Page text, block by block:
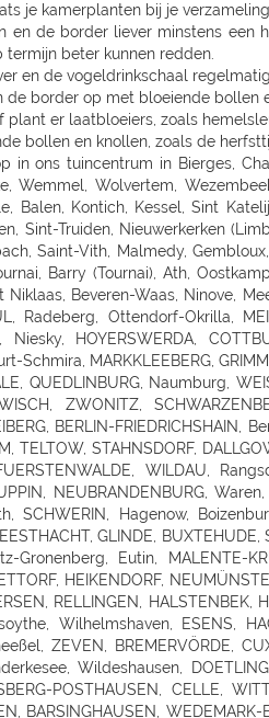
je kamerplanten bij je
en de border liever minstens
beter kunnen redden.
en de vogeldrinkschaal
de border op met bloeiende bollen
plant er laatbloeiers, zoals
bollen en knollen, zoals de
EBERSBACH, ZITTAU, GÖRLITZ, Niesky, HOYERSWERDA, COTTBUS, SPREMBERG, FORST, LUBBENAU, Massen-Finsterwalde, Finsterwalde, LEIPZIG, Leipzig Plagwitz, LEIPZIG-ENGELSDORF, Erfurt-Schmira, MARKKLEEBERG, GRIMMA, DÖBELN, OSCHATZ, Bennewitz, TORGAU, HERZBERG, HALLE, HALLE-TROTHA, HALLE SILBERHÖHE, MERSEBURG, BERNBURG / SAALE, QUEDLINBURG, Naumburg, WEISSENFELS, GRAEFENHAINICHEN, Rosslau, LUTHERST. WITTENBERG, Jessen / Elster, SAALFELD, PÖßNECK, JENA, ZWICKAU, RODEWISCH, ZWONITZ, SCHWARZENBERG, GLAUCHAU, MEERANE, REICHENBACH, CHEMNITZ, RÖHRSDORF (CHEMNITZ), ANNABERG-BUCHHOLZ, MARIENBERG, FREIBERG, BERLIN-FRIEDRICHSHAIN, Berlin-Lichtenberg, Berlin, BERLIN-NEUKÖLLN, BERLIN-PANKOW, BERLIN-REINICKENDORF, Berlin-Dahlem, POTSDAM-BORNIM, POTSDAM, TELTOW, STAHNSDORF, DALLGOW-DÖBERITZ, RATHENOW, BRANDENBURG, Luckenwalde, FRANKFURT/ODER, SEELOW, STRAUSBERG, DAHLWITZ-HOPPEGARTEN, FUERSTENWALDE, WILDAU, Rangsdorf, EISENHUTTENSTADT, Schorfheide OT Finowfurt, BAD FREIENWALDE, SCHWEDT, BERNAU, BORGSDORF, Zehdenick, NEURUPPIN, NEUBRANDENBURG, Waren, Neustrelitz, Prenzlau, Pasewalk, Torgelow, GREIFSWALD, NEUENKIRCHEN, ROSTOCK-LUETTENKLEIN, ROSTOCK, BENTWISCH, Barth, SCHWERIN, Hagenow, Boizenburg, PARCHIM, Hamburg, HAMBURG-HARBURG, SEEVETAL (HITTFELD), BUCHHOLZ, Luneburg-Rettmer, Adendorf, WINSEN/LUHE, GEESTHACHT, GLINDE, BUXTEHUDE, STADE, OTTERNDORF, Gallin, BRAAK, HAMBURG-SASEL, NORDERSTEDT, SCHENEFELD, TANGSTEDT, LUBECK, Groß Grönau, Scharbeutz-Gronenberg, Eutin, MALENTE-KRUMMSEE, Neustadt/Holstein, Burg auf Fehmarn, BAD OLDESLOE, ALT-MOLLN, Ratzeburg, WISMAR, Gägelow, Hammoor, KIEL, GETTORF, HEIKENDORF, NEUMÜNSTER, HENSTEDT-ULZBURG, BORDESHOLM, NORTORF, HOHENWESTEDT, RENDSBURG, BÖKLUND, Handewitt, MEYN, ELMSHORN, UETERSEN, RELLINGEN, HALSTENBEK, Hasloh, HEIST, ITZEHOE, HEILIGENSTEDTEN, HEIDE, HUSUM, TONNING, GARDING, Niebüll, LECK, OLDENBURG, Bad Zwischenahn, Friesoythe, Wilhelmshaven, ESENS, HAGE, MARIENHAFE, AURICH, LEER, Rhauderfehn, SULLINGEN, Verden - Hönisch, KIRCHLINTELN-ARMSEN,